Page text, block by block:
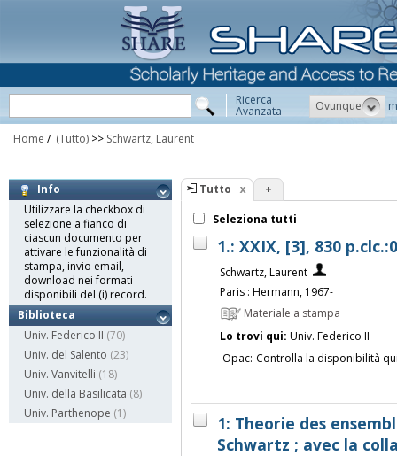
Ricerca
Avanzata Ovunque
Home / (Tutto) >> Schwartz, Laurent
Info
Utilizzare la checkbox di
selezione a fianco di
ciascun documento per
attivare le funzionalità di
stampa, invio email,
download nei formati
disponibili del (i) record.
Biblioteca
Univ. Federico II (70)
Univ. del Salento (23)
Univ. Vanvitelli (18)
Univ. della Basilicata (8)
Univ. Parthenope (1)
Tutto +
Seleziona tutti
1.: XXIX, [3], 830
Schwartz, Laurent
Paris : Hermann, 1967-
Materiale a stampa
Lo trovi qui: Univ. Federico II
Opac: Controlla la disponibilità
1: Theorie des
Schwartz ; avec la